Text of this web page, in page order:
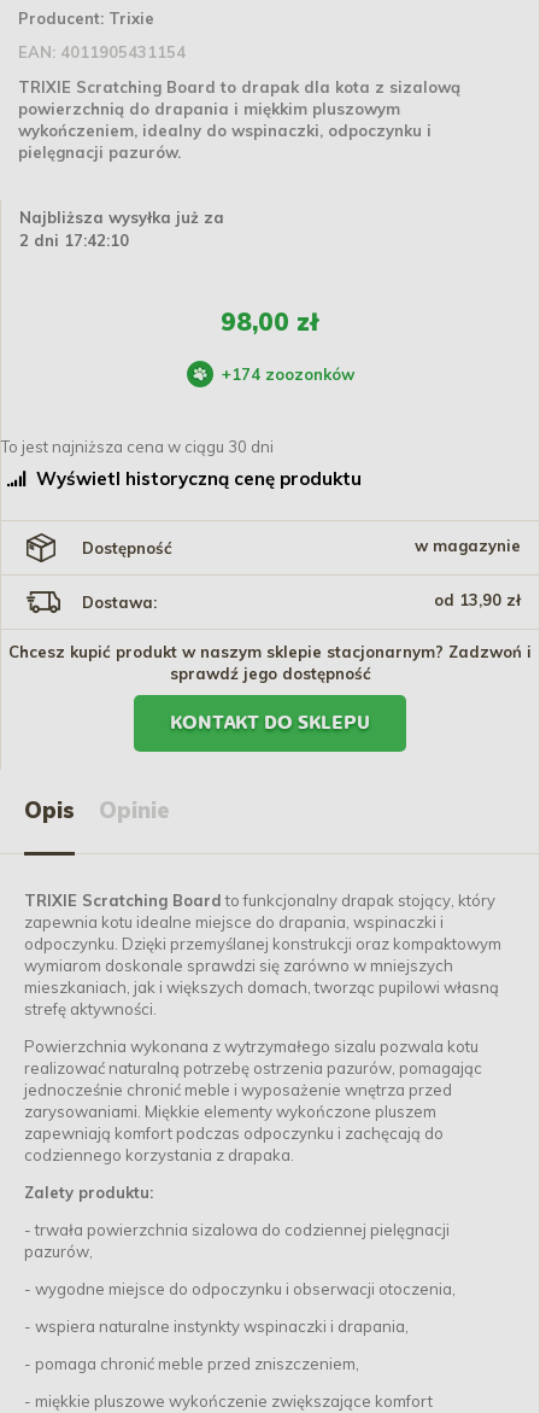
Producent: Trixie
EAN: 4011905431154
TRIXIE Scratching Board to drapak dla kota z sizalową
powierzchnią do drapania i miękkim pluszowym
wykończeniem, idealny do wspinaczki, odpoczynku i
pielęgnacji pazurów.
Najbliższa wysyłka już za
2 dni 17:42:10
98,00 zł
+174 zoozonków
To jest najniższa cena w ciągu 30 dni
Wyświetl historyczną cenę produktu
Dostępność w magazynie
Dostawa: od 13,90 zł
Chcesz kupić produkt w naszym sklepie stacjonarnym? Zadzwoń i
sprawdź jego dostępność
KONTAKT DO SKLEPU
Opis Opinie
TRIXIE Scratching Boardto funkcjonalny drapak stojący, który
zapewnia kotu idealne miejsce do drapania, wspinaczki i
odpoczynku. Dzięki przemyślanej konstrukcji oraz kompaktowym
wymiarom doskonale sprawdzi się zarówno w mniejszych
mieszkaniach, jak i większych domach, tworząc pupilowi własną
strefę aktywności.
Powierzchnia wykonana z wytrzymałego sizalu pozwala kotu
realizować naturalną potrzebę ostrzenia pazurów, pomagając
jednocześnie chronić meble i wyposażenie wnętrza przed
zarysowaniami. Miękkie elementy wykończone pluszem
zapewniają komfort podczas odpoczynku i zachęcają do
codziennego korzystania z drapaka.
Zalety produktu:
- trwała powierzchnia sizalowa do codziennej pielęgnacji
pazurów,
- wygodne miejsce do odpoczynku i obserwacji otoczenia,
- wspiera naturalne instynkty wspinaczki i drapania,
- pomaga chronić meble przed zniszczeniem,
- miękkie pluszowe wykończenie zwiększające komfort